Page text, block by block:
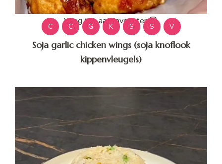
Voeg toe aan favorieten
C C G K S S V
Soja garlic chicken wings (soja knoflook
kippenvleugels)